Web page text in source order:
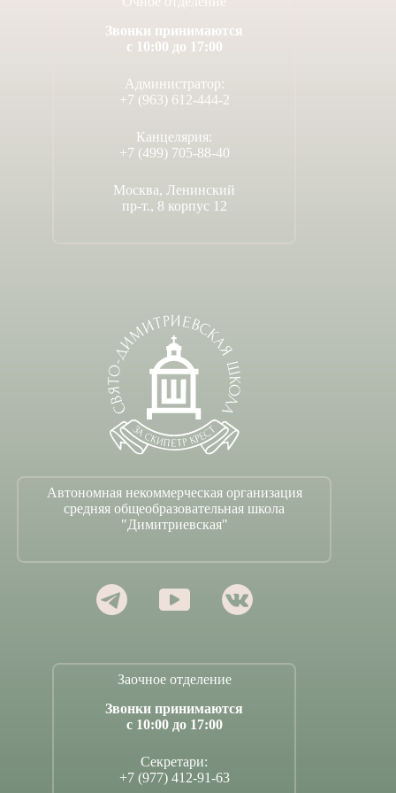
Звонки принимаются
с 10:00 до 17:00
Администратор:
+7 (963) 612-444-2
Канцелярия:
+7 (499) 705-88-40
Москва, Ленинский
пр-т., 8 корпус 12
Автономная некоммерческая организация
средняя общеобразовательная школа
"Димитриевская"
Заочное отделение
Звонки принимаются
с 10:00 до 17:00
Секретари:
+7 (977) 412-91-63